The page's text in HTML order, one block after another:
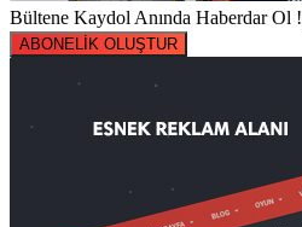
Bültene Kaydol Anında Haberdar Ol !
ABONELİK OLUŞTUR